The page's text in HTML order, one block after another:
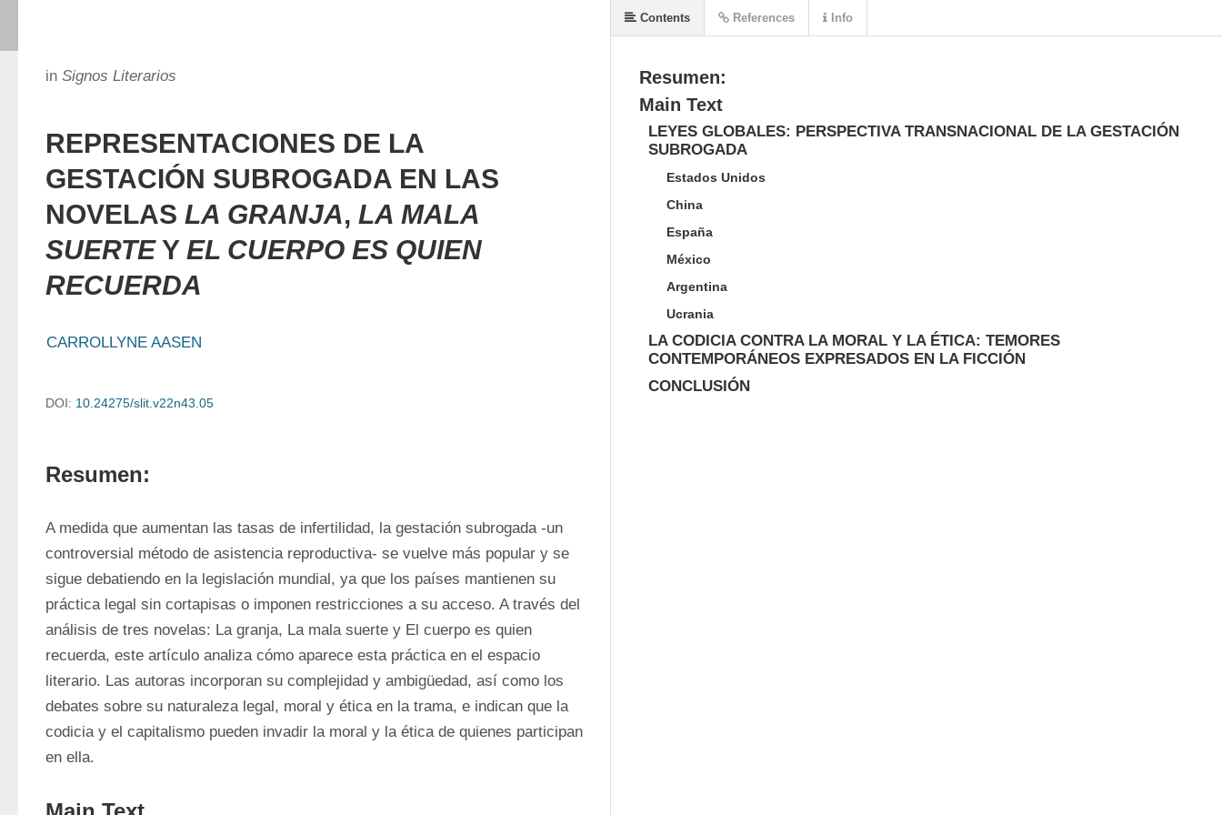
in Signos Literarios
REPRESENTACIONES DE LA
GESTACIÓN SUBROGADA EN LAS
NOVELAS LA GRANJA, LA MALA
SUERTEY EL CUERPO ES QUIEN
RECUERDA
CARROLLYNE AASEN
DOI: 10.24275/slit.v22n43.05
Resumen:
A medida que aumentan las tasas de infertilidad, la gestación subrogada -un
controversial método de asistencia reproductiva- se vuelve más popular y se
sigue debatiendo en la legislación mundial, ya que los países mantienen su
práctica legal sin cortapisas o imponen restricciones a su acceso. A través del
análisis de tres novelas: La granja, La mala suerte y El cuerpo es quien
recuerda, este artículo analiza cómo aparece esta práctica en el espacio
literario. Las autoras incorporan su complejidad y ambigüedad, así como los
debates sobre su naturaleza legal, moral y ética en la trama, e indican que la
codicia y el capitalismo pueden invadir la moral y la ética de quienes participan
en ella.
Resumen:
Main Text
LEYES GLOBALES: PERSPECTIVA TRANSNACIONAL DE LA GESTACIÓN
SUBROGADA
Estados Unidos
China
España
México
Argentina
Ucrania
LA CODICIA CONTRA LA MORAL Y LA ÉTICA: TEMORES
CONTEMPORÁNEOS EXPRESADOS EN LA FICCIÓN
CONCLUSIÓN
Contents References Info